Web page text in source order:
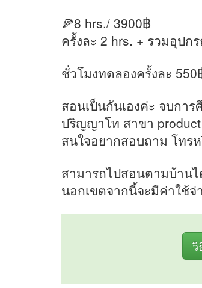
🍕8 hrs./ 3900฿
ครั้งละ 2 hrs. + รวมอุป
ชั่วโมงทดลองครั้งละ
สอนเป็นกันเองค่ะ จบกา
ปริญญาโท สาขา
สนใจอยากสอบถาม โทร
สามารถไปสอนตามบ้าน
นอกเขตจากนี้จะมีค่าใช้จ่